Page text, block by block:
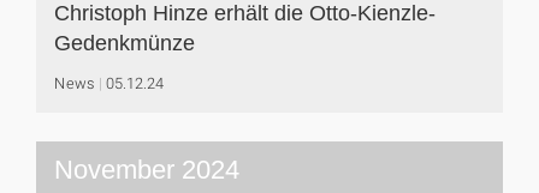
Christoph Hinze erhält die Otto-Kienzle-
Gedenkmünze
News 05.12.24
November 2024